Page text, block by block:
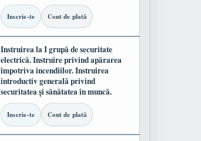
Inscrie-te Cont de plată
Instruirea la I grupă de securitate
electrică. Instruire privind apărarea
împotriva incendiilor. Instruirea
introductiv generală privind
securitatea și sănătatea în muncă.
Inscrie-te Cont de plată